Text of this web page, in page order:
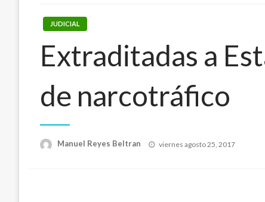
JUDICIAL
Extraditadas a
de narcotráfico
Manuel Reyes Beltran
Publicado
viernes agosto 25, 2017